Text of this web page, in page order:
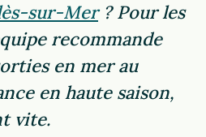
sur-Mer? Pour les
recommande
en mer au
en haute saison,
vite.